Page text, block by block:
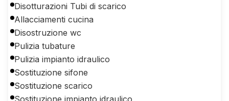
Disotturazioni Tubi di scarico
Allacciamenti cucina
Disostruzione wc
Pulizia tubature
Pulizia impianto idraulico
Sostituzione sifone
Sostituzione scarico
Sostituzione impianto idraulico